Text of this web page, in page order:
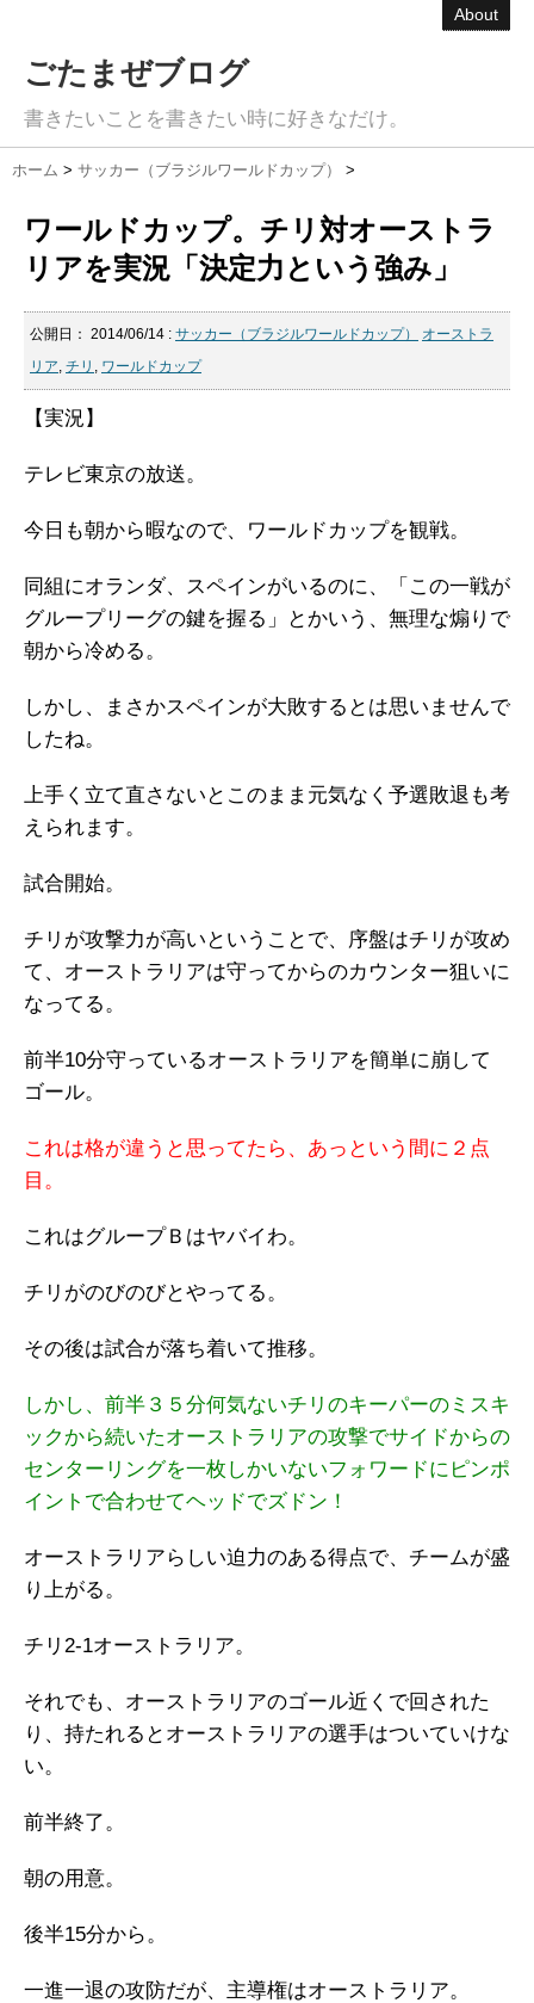
About
ごたまぜブログ
書きたいことを書きたい時に好きなだけ。
ホーム > サッカー（ブラジルワールドカップ） >
ワールドカップ。チリ対オーストラ
リアを実況「決定力という強み」
公開日： 2014/06/14 : サッカー（ブラジルワールドカップ）
オーストラ
リア, チリ , ワールドカップ
【実況】
テレビ東京の放送。
今日も朝から暇なので、ワールドカップを観戦。
同組にオランダ、スペインがいるのに、「この一戦が
グループリーグの鍵を握る」とかいう、無理な煽りで
朝から冷める。
しかし、まさかスペインが大敗するとは思いませんで
したね。
上手く立て直さないとこのまま元気なく予選敗退も考
えられます。
試合開始。
チリが攻撃力が高いということで、序盤はチリが攻め
て、オーストラリアは守ってからのカウンター狙いに
なってる。
前半10分守っているオーストラリアを簡単に崩して
ゴール。
これは格が違うと思ってたら、あっという間に２点
目。
これはグループＢはヤバイわ。
チリがのびのびとやってる。
その後は試合が落ち着いて推移。
しかし、前半３５分何気ないチリのキーパーのミスキ
ックから続いたオーストラリアの攻撃でサイドからの
センターリングを一枚しかいないフォワードにピンポ
イントで合わせてヘッドでズドン！
オーストラリアらしい迫力のある得点で、チームが盛
り上がる。
チリ2-1オーストラリア。
それでも、オーストラリアのゴール近くで回された
り、持たれるとオーストラリアの選手はついていけな
い。
前半終了。
朝の用意。
後半15分から。
一進一退の攻防だが、主導権はオーストラリア。